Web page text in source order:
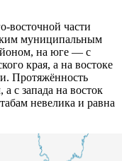
восточной части
муниципальным
на юге — с
края, а на востоке
Протяжённость
а с запада на восток
невелика и равна